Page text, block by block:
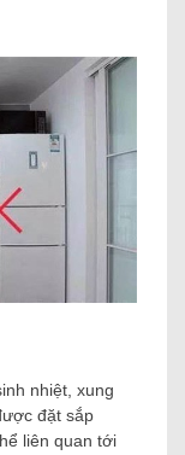
nhiệt, xung
đặt sắp
liên quan tới